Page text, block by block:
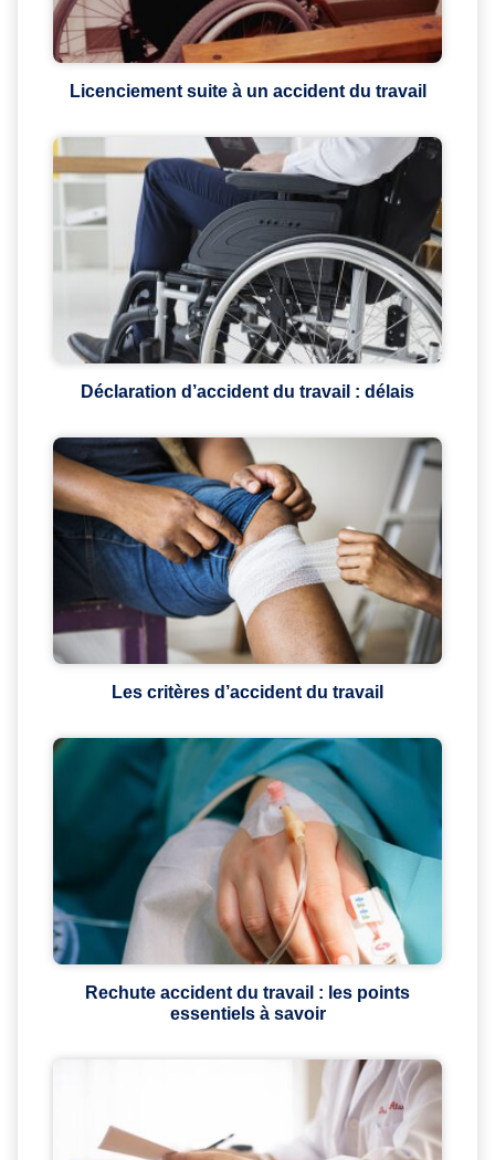
Licenciement suite à un accident du travail
Déclaration d’accident du travail : délais
Les critères d’accident du travail
Rechute accident du travail : les points
essentiels à savoir